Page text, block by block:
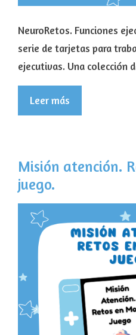
NeuroRetos. Funciones
serie de tarjetas para
ejecutivas. Una colección
Leer más
Misión atención.
juego.